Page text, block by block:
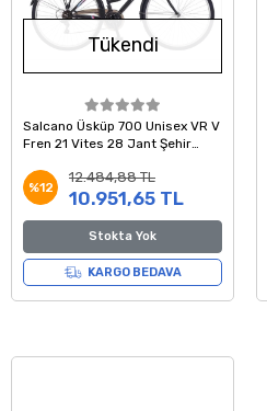
Tükendi
Salcano Üsküp 700 Unisex VR V
Fren 21 Vites 28 Jant Şehir
%12
12.484,88 TL
10.951,65 TL
Stokta Yok
KARGO BEDAVA